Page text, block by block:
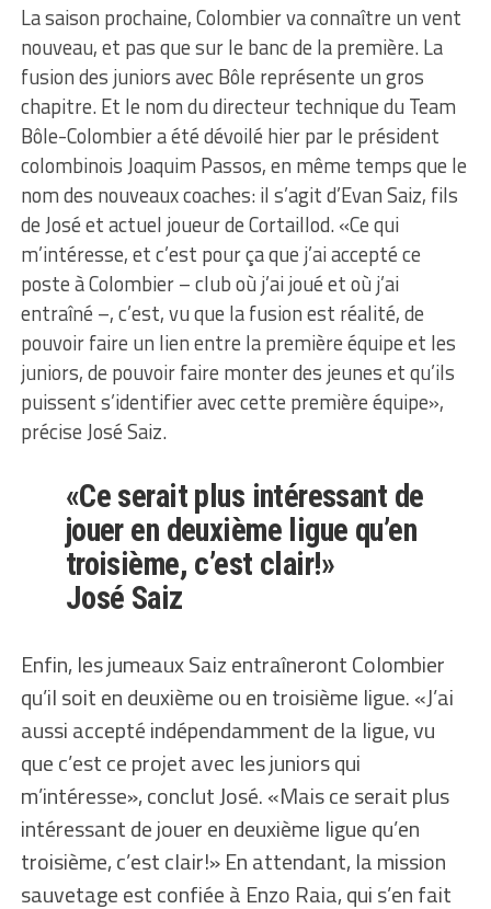
La saison prochaine, Colombier va connaître un vent
nouveau, et pas que sur le banc de la première. La
fusion des juniors avec Bôle représente un gros
chapitre. Et le nom du directeur technique du Team
Bôle-Colombier a été dévoilé hier par le président
colombinois Joaquim Passos, en même temps que le
nom des nouveaux coaches: il s’agit d’Evan Saiz, fils
de José et actuel joueur de Cortaillod. «Ce qui
m’intéresse, et c’est pour ça que j’ai accepté ce
poste à Colombier – club où j’ai joué et où j’ai
entraîné –, c’est, vu que la fusion est réalité, de
pouvoir faire un lien entre la première équipe et les
juniors, de pouvoir faire monter des jeunes et qu’ils
puissent s’identifier avec cette première équipe»,
précise José Saiz.
«Ce serait plus intéressant de
jouer en deuxième ligue qu’en
troisième, c’est clair!»
José Saiz
Enfin, les jumeaux Saiz entraîneront Colombier
qu’il soit en deuxième ou en troisième ligue. «J’ai
aussi accepté indépendamment de la ligue, vu
que c’est ce projet avec les juniors qui
m’intéresse», conclut José. «Mais ce serait plus
intéressant de jouer en deuxième ligue qu’en
troisième, c’est clair!» En attendant, la mission
sauvetage est confiée à Enzo Raia, qui s’en fait